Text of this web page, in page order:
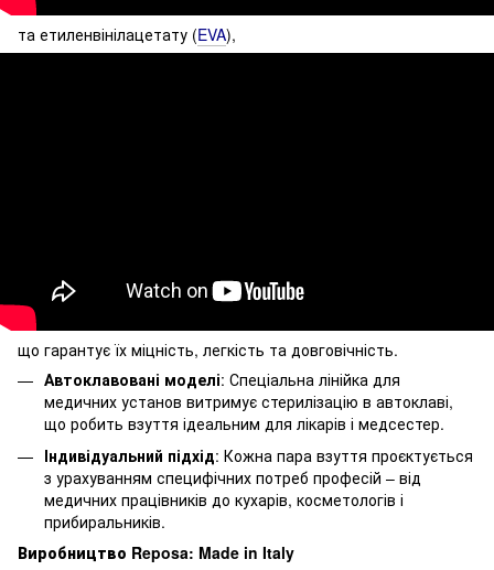
та етиленвінілацетату (EVA),
що гарантує їх міцність, легкість та довговічність.
Автоклавовані моделі: Спеціальна лінійка для
медичних установ витримує стерилізацію в автоклаві,
що робить взуття ідеальним для лікарів і медсестер.
Індивідуальний підхід: Кожна пара взуття проєктується
з урахуванням специфічних потреб професій – від
медичних працівників до кухарів, косметологів і
прибиральників.
Виробництво Reposa: Made in Italy